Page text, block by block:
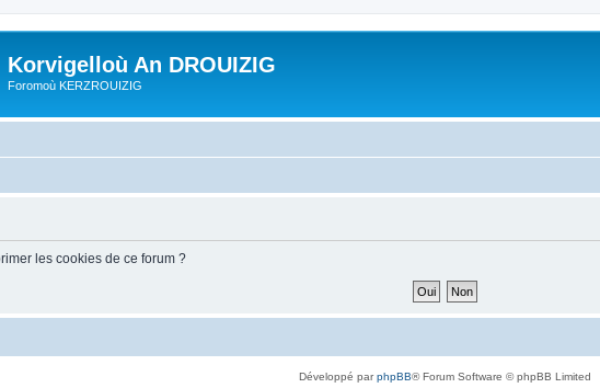
Korvigelloù An DROUIZIG
Foromoù KERZROUIZIG
les cookies de ce forum ?
Développé parphpBB® Forum Software © phpBB Limited